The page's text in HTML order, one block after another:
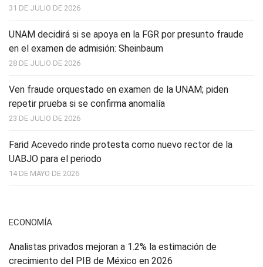
31 DE JULIO DE 2026
UNAM decidirá si se apoya en la FGR por presunto fraude
en el examen de admisión: Sheinbaum
28 DE JULIO DE 2026
Ven fraude orquestado en examen de la UNAM; piden
repetir prueba si se confirma anomalía
23 DE JULIO DE 2026
Farid Acevedo rinde protesta como nuevo rector de la
UABJO para el periodo
14 DE MAYO DE 2026
ECONOMÍA
Analistas privados mejoran a 1.2% la estimación de
crecimiento del PIB de México en 2026